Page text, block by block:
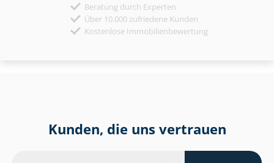
Beratung durch Experten
Über 10.000 zufriedene Kunden
Kostenlose Immobilienbewertung
Kunden, die uns vertrauen